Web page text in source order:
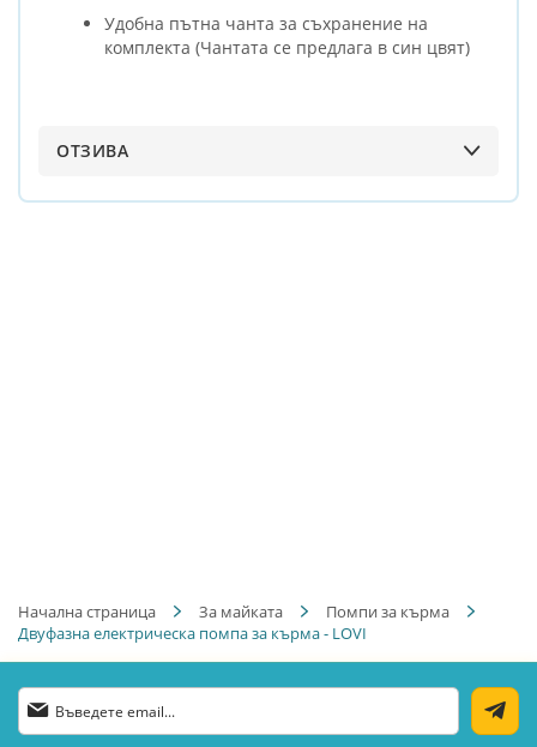
Начална страница За майката
Помпи за кърма
Двуфазна електрическа помпа за кърма - LOVI
Удобна пътна чанта за съхранение на
комплекта (Чантата се предлага в син цвят)
ОТЗИВА
Абонирай
се